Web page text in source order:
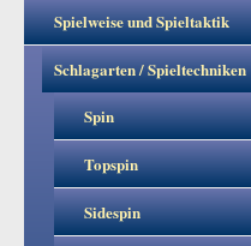
Spielweise und Spieltaktik
Schlagarten / Spieltechniken
Spin
Topspin
Sidespin